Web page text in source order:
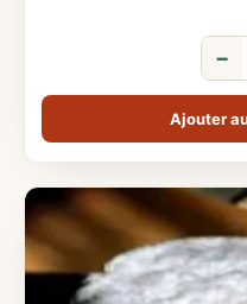
−
Ajouter